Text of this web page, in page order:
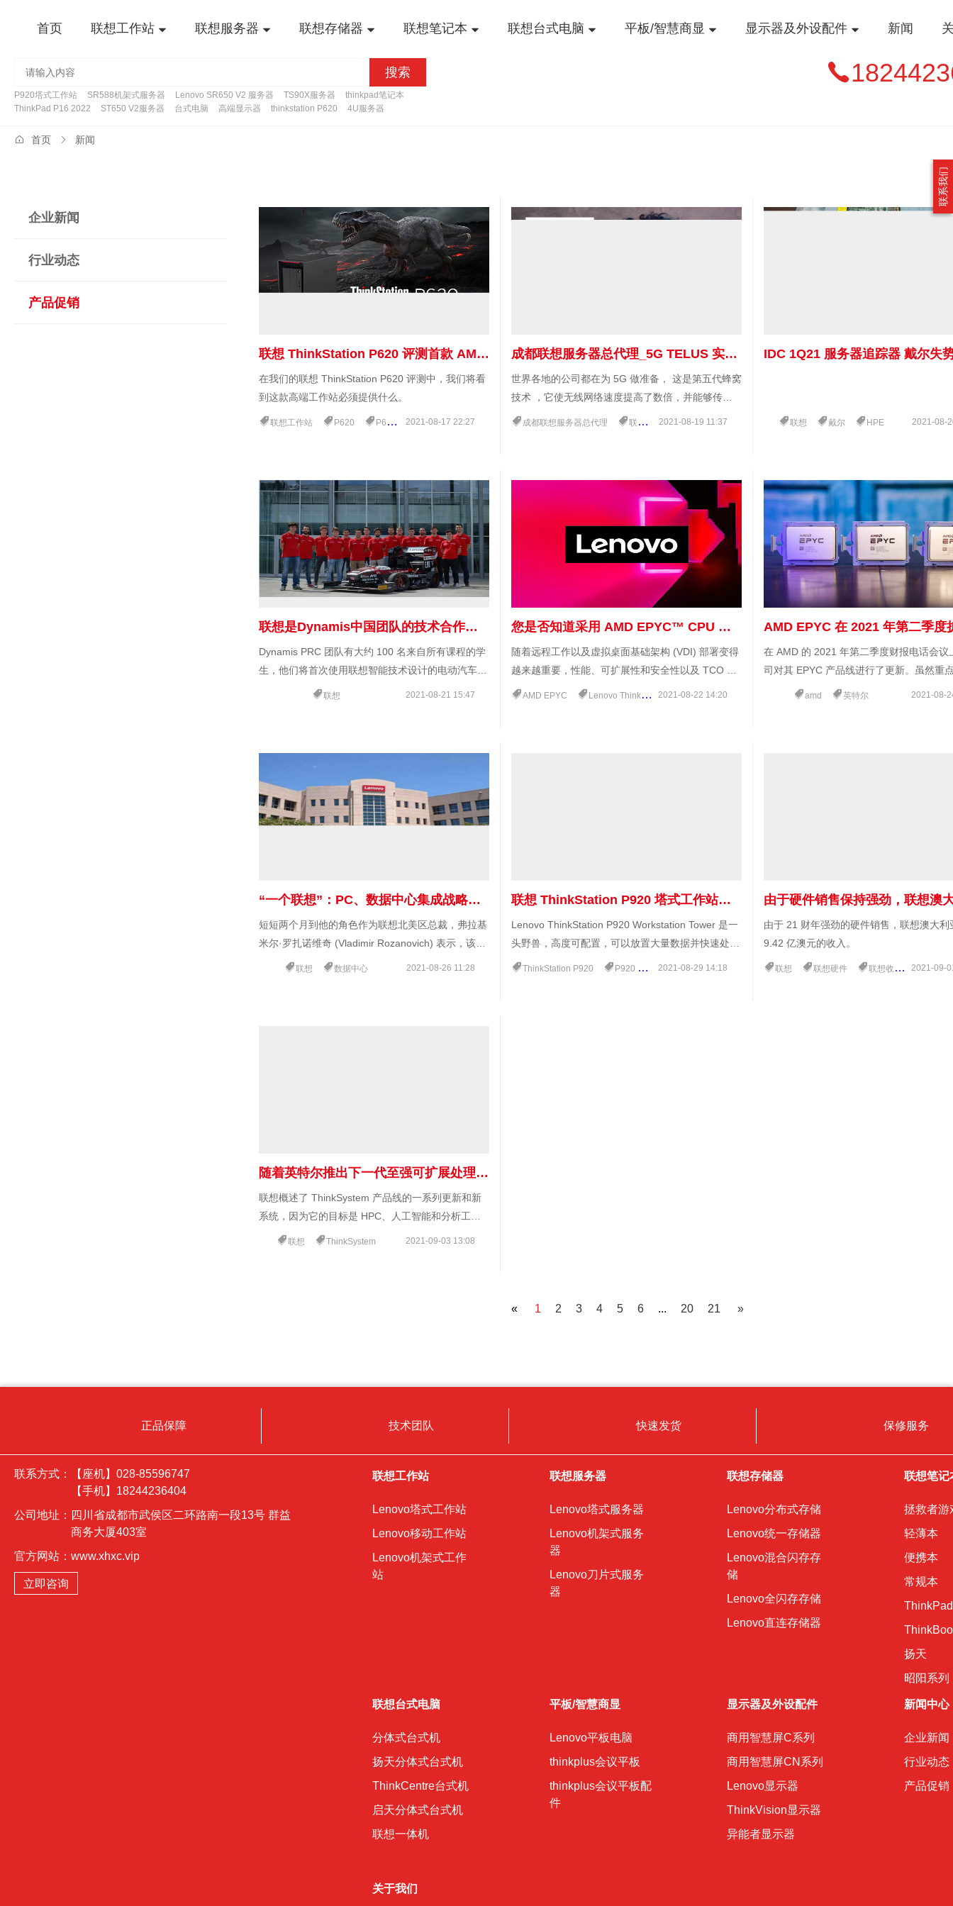
首页 联想工作站 联想服务器 联想存储器 联想笔记本 联想台式电脑 平板/智慧商显 显示器及外设配件 新闻
搜索
P920塔式工作站 SR588机架式服务器 Lenovo SR650 V2 服务器 TS90X服务器
thinkpad笔记本
ThinkPad P16 2022
ST650 V2服务器 台式电脑 高端显示器 thinkstation P620 4U服务器
首页 新闻
企业新闻
行业动态
产品促销
联想 ThinkStation P620 评测首款 AMD Threadripper Pro 工作站
在我们的联想 ThinkStation P620 评测中，我们将看
到这款高端工作站必须提供什么。
联想工作站 P620 P620工作站 thinkstation工作站
2021-08-17 22:27
成都联想服务器总代理_5G TELUS 实验室：创意的未来
世界各地的公司都在为 5G 做准备， 这是第五代蜂窝
技术 ，它使无线网络速度提高了数倍，并能够传输
大量数据。5G 已经用于一系列应用，包括自动驾驶
成都联想服务器总代理 联想5G 2021-08-19 11:37 联想 戴尔 HPE 2021-08-
联想是Dynamis中国团队的技术合作伙伴
Dynamis PRC 团队有大约 100 名来自所有课程的学
生，他们将首次使用联想智能技术设计的电动汽车参
加 SAE 方程式大学比赛
联想 2021-08-21 15:47
您是否知道采用 AMD EPYC™ CPU 的 Lenovo ThinkSystem 服务器有助于降低 TCO？
随着远程工作以及虚拟桌面基础架构 (VDI) 部署变得
越来越重要，性能、可扩展性和安全性以及 TCO 和
其他成本考虑因素也随之变得越来越重要。
AMD EPYC Lenovo ThinkSystem thinksystem服务器
2021-08-22 14:20
在 AMD 的 2021 年第二季度财报电话会议
司对其 EPYC 产品线进行了更新。虽然重
绩，但数据中心现在是一项大业务（趋势
amd 英特尔 2021-08-
“一个联想”：PC、数据中心集成战略需要了解的 5 件事
短短两个月到他的角色作为联想北美区总裁，弗拉基
米尔·罗扎诺维奇 (Vladimir Rozanovich) 表示，该公
司已经在由他推动的“一个联想”战略方面取得了重大
联想 数据中心 2021-08-26 11:28
联想 ThinkStation P920 塔式工作站评测 Quadro RTX 8000
Lenovo ThinkStation P920 Workstation Tower 是一
头野兽，高度可配置，可以放置大量数据并快速处理
许多不同类型的工作负载。借助多达三个 NVIDIA
ThinkStation P920 P920 塔式工作站 RTX8000 联想工作站
2021-08-29 14:18
由于 21 财年强劲的硬件销售，联想澳大利
9.42 亿澳元的收入。
联想 联想硬件 联想收入 2021-09-
随着英特尔推出下一代至强可扩展处理器，联想改进了 ThinkSystem 产品线
联想概述了 ThinkSystem 产品线的一系列更新和新
系统，因为它的目标是 HPC、人工智能和分析工作
负载。
联想 ThinkSystem 2021-09-03 13:08
« 1 2 3 4 5 6 ... 20 21 »
正品保障 技术团队 快速发货 保修服务
联系方式：
【座机】028-85596747
【手机】18244236404
公司地址： 四川省成都市武侯区二环路南一段13号 群益
商务大厦403室
官方网站： www.xhxc.vip
立即咨询
联想工作站
Lenovo塔式工作站
Lenovo移动工作站
Lenovo机架式工作
站
联想服务器
Lenovo塔式服务器
Lenovo机架式服务
器
Lenovo刀片式服务
器
联想存储器
Lenovo分布式存储
Lenovo统一存储器
Lenovo混合闪存存
储
Lenovo全闪存存储
Lenovo直连存储器
联想笔记
拯救者游
轻薄本
便携本
常规本
ThinkPad
扬天
昭阳系列
联想台式电脑
分体式台式机
扬天分体式台式机
ThinkCentre台式机
启天分体式台式机
联想一体机
平板/智慧商显
Lenovo平板电脑
thinkplus会议平板
thinkplus会议平板配
件
显示器及外设配件
商用智慧屏C系列
商用智慧屏CN系列
Lenovo显示器
ThinkVision显示器
异能者显示器
新闻中心
企业新闻
行业动态
产品促销
关于我们
联系我们